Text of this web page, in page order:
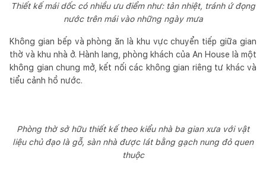
Thiết kế mái dốc có nhiều ưu điểm như: tản nhiệt, tránh ứ đọng
nước trên mái vào những ngày mưa
Không gian bếp và phòng ăn là khu vực chuyển tiếp giữa gian
thờ và khu nhà ở. Hành lang, phòng khách của An House là một
không gian chung mở, kết nối các không gian riêng tư khác và
tiểu cảnh hồ nước.
Phòng thờ sở hữu thiết kế theo kiểu nhà ba gian xưa với vật
liệu chủ đạo là gỗ, sàn nhà được lát bằng gạch nung đỏ quen
thuộc